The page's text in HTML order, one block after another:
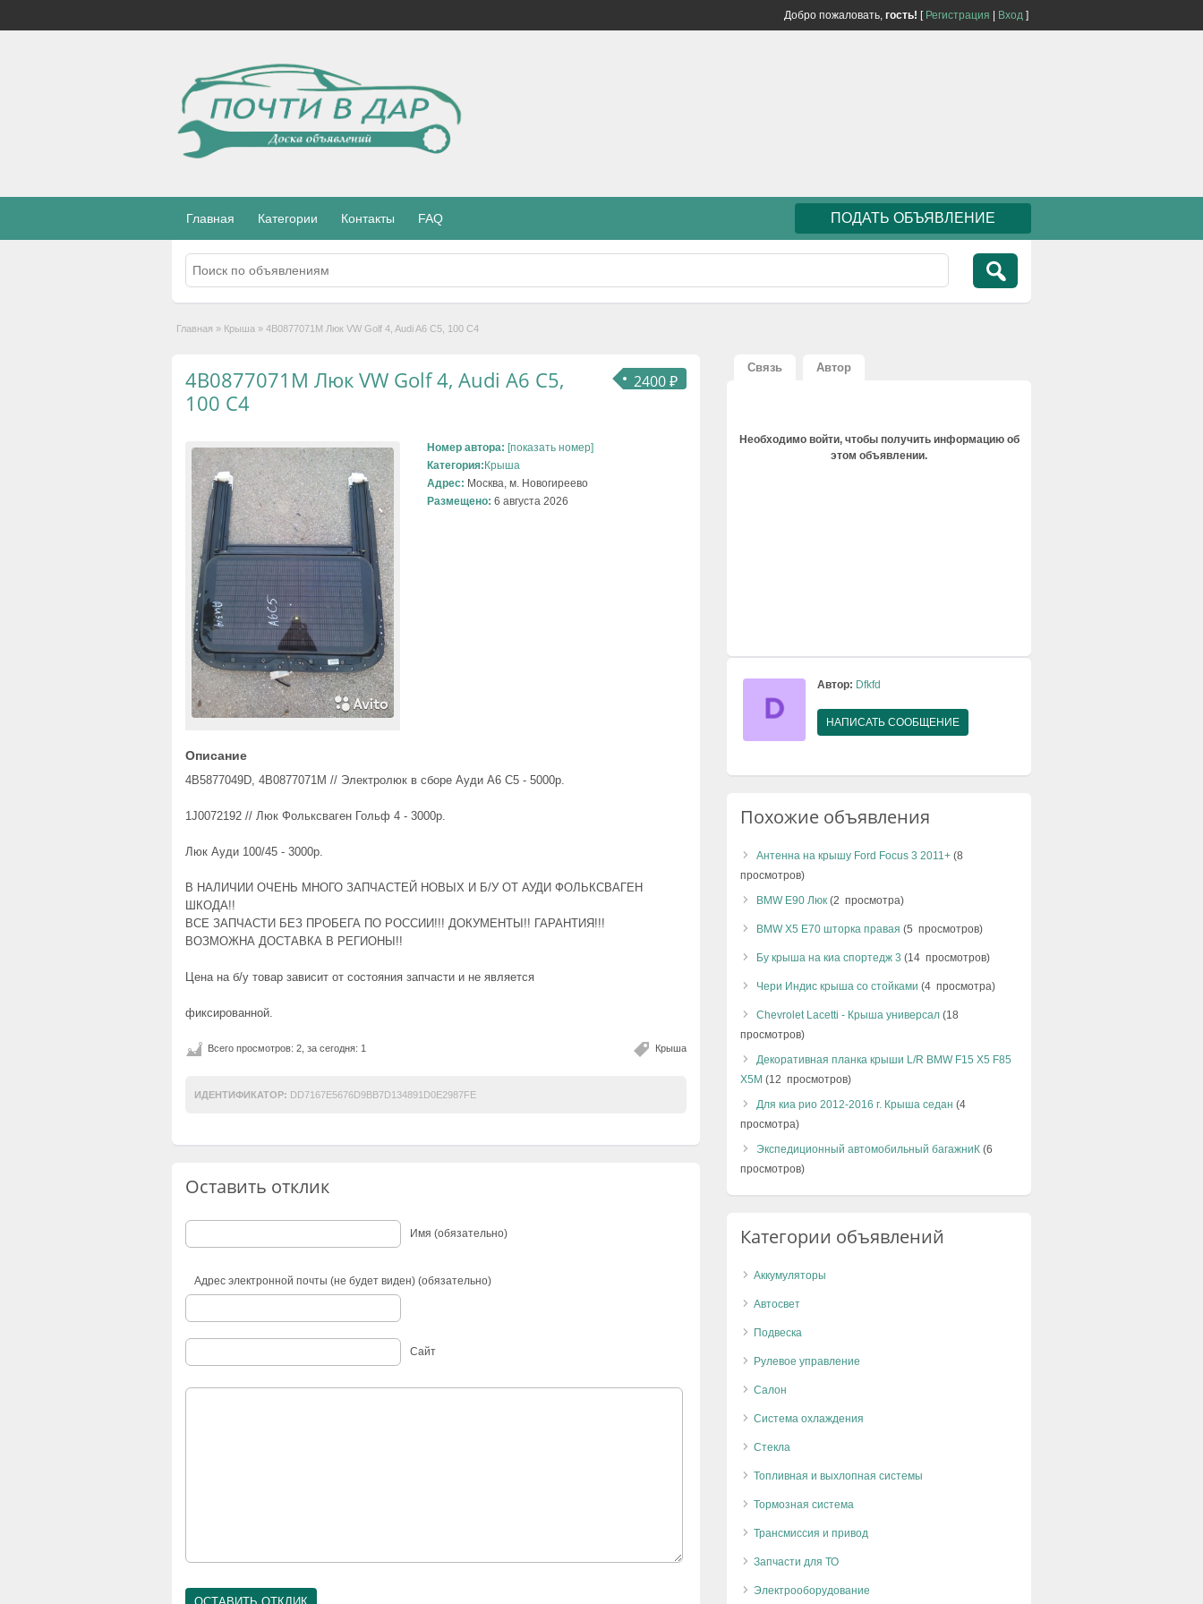
Добро пожаловать, гость! [ Регистрация Вход ]
Главная Категории Контакты FAQ ПОДАТЬ ОБЪЯВЛЕНИЕ
Главная » Крыша » 4B0877071M Люк VW Golf 4, Audi A6 C5, 100 C4
2400 ₽
4B0877071M Люк VW Golf 4, Audi A6 C5,
100 C4
Номер автора: [показать номер]
Категория: Крыша
Адрес: Москва, м. Новогиреево
Размещено: 6 августа 2026
Описание
4B5877049D, 4B0877071M // Электролюк в сборе Ауди А6 С5 - 5000р.
1J0072192 // Люк Фольксваген Гольф 4 - 3000р.
Люк Ауди 100/45 - 3000р.
В НАЛИЧИИ ОЧЕНЬ МНОГО ЗАПЧАСТЕЙ НОВЫХ И Б/У ОТ АУДИ ФОЛЬКСВАГЕН
ШКОДА!!
ВСЕ ЗАПЧАСТИ БЕЗ ПРОБЕГА ПО РОССИИ!!! ДОКУМЕНТЫ!! ГАРАНТИЯ!!!
ВОЗМОЖНА ДОСТАВКА В РЕГИОНЫ!!
Цена на б/у товар зависит от состояния запчасти и не является
фиксированной.
Крыша
Всего просмотров: 2, за сегодня: 1
ИДЕНТИФИКАТОР: DD7167E5676D9BB7D134891D0E2987FE
Оставить отклик
Имя (обязательно)
Адрес электронной почты (не будет виден) (обязательно)
Сайт
Связь Автор
Необходимо войти, чтобы получить информацию об
этом объявлении.
Автор: Dfkfd
НАПИСАТЬ СООБЩЕНИЕ
Похожие объявления
Антенна на крышу Ford Focus 3 2011+ (8
просмотров)
BMW E90 Люк (2 просмотра)
BMW X5 E70 шторка правая (5 просмотров)
Бу крыша на киа спортедж 3 (14 просмотров)
Чери Индис крыша со стойками (4 просмотра)
Chevrolet Lacetti - Крыша универсал (18
просмотров)
Декоративная планка крыши L/R BMW F15 X5 F85
X5M (12 просмотров)
Для киа рио 2012-2016 г. Крыша седан (4
просмотра)
Экспедиционный автомобильный багажниК (6
просмотров)
Категории объявлений
Аккумуляторы
Автосвет
Подвеска
Рулевое управление
Салон
Система охлаждения
Стекла
Топливная и выхлопная системы
Тормозная система
Трансмиссия и привод
Запчасти для ТО
Электрооборудование